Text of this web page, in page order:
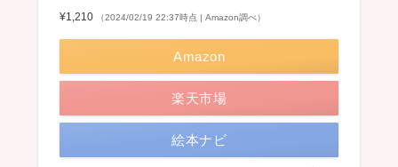
¥1,210 （2024/02/19 22:37時点 | Amazon調べ）
Amazon
楽天市場
絵本ナビ